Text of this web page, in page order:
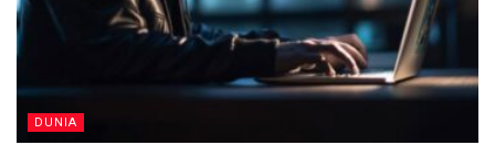
DUNIA